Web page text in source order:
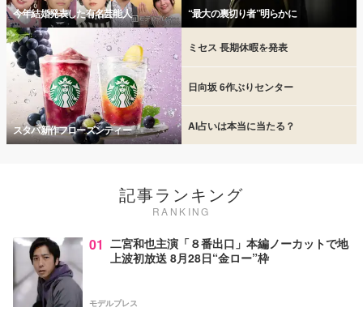
今年結婚発表した有名芸能人 “最大の裏切り者”明らかに
スタバ新作フローズンティー
ミセス 長期休暇を発表
日向坂 6作ぶりセンター
AI占いは本当に当たる？
記事ランキング
RANKING
01 二宮和也主演「８番出口」本編ノーカットで地
上波初放送 8月28日“金ロー”枠
モデルプレス